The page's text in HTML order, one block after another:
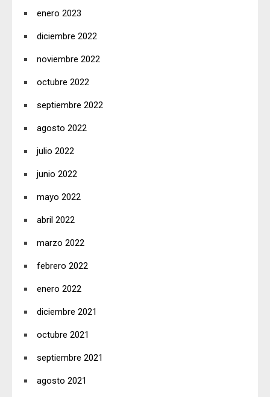
enero 2023
diciembre 2022
noviembre 2022
octubre 2022
septiembre 2022
agosto 2022
julio 2022
junio 2022
mayo 2022
abril 2022
marzo 2022
febrero 2022
enero 2022
diciembre 2021
octubre 2021
septiembre 2021
agosto 2021